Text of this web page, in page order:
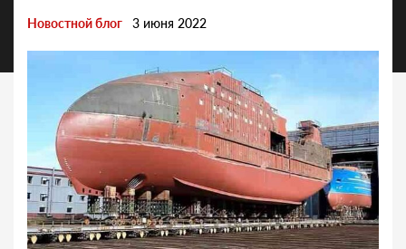
Новостной блог 3 июня 2022